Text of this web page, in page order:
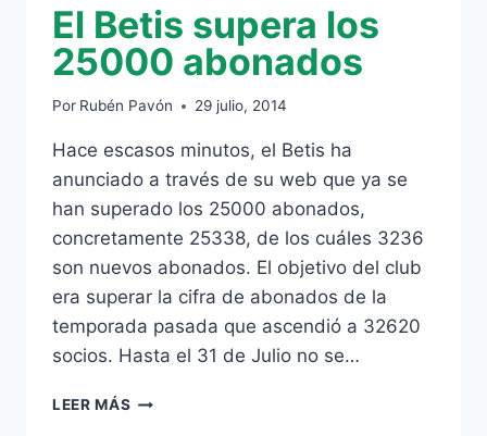
El Betis supera los
25000 abonados
Por Rubén Pavón 29 julio, 2014
Hace escasos minutos, el Betis ha
anunciado a través de su web que ya se
han superado los 25000 abonados,
concretamente 25338, de los cuáles 3236
son nuevos abonados. El objetivo del club
era superar la cifra de abonados de la
temporada pasada que ascendió a 32620
socios. Hasta el 31 de Julio no se…
LEER MÁS EL